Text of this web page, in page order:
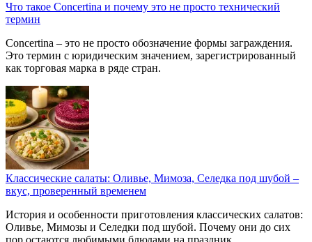
Что такое Concertina и почему это не просто технический
термин
Concertina – это не просто обозначение формы заграждения.
Это термин с юридическим значением, зарегистрированный
как торговая марка в ряде стран.
Классические салаты: Оливье, Мимоза, Селедка под шубой –
вкус, проверенный временем
История и особенности приготовления классических салатов:
Оливье, Мимозы и Селедки под шубой. Почему они до сих